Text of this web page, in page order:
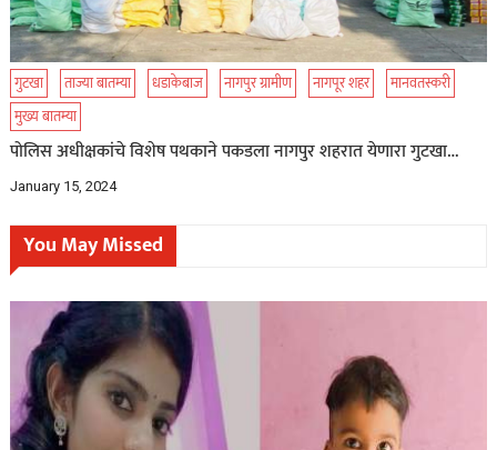
गुटखा ताज्या बातम्या धडाकेबाज नागपुर ग्रामीण नागपूर शहर
मानवतस्करी
मुख्य बातम्या
पोलिस अधीक्षकांचे विशेष पथकाने पकडला नागपुर शहरात येणारा गुटखा…
January 15, 2024
You May Missed